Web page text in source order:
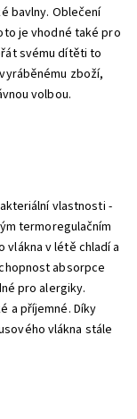
bavlny. Oblečení
je vhodné také pro
svému dítěti to
zboží,
volbou.
vlastnosti -
termoregulačním
v létě chladí a
absorpce
pro alergiky.
a příjemné. Díky
vlákna stále